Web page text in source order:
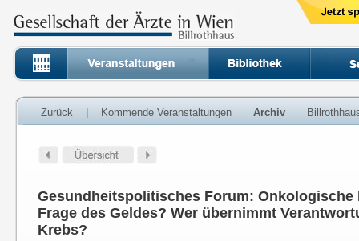
Zurück Kommende Veranstaltungen Archiv
Gesundheitspolitisches Forum: Onkologische
Frage des Geldes? Wer übernimmt
Krebs?